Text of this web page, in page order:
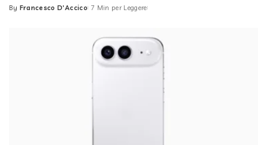
Posted
By Francesco D'Accico 7 Min per Leggere